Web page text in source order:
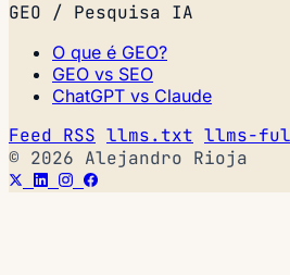
GEO / Pesquisa IA
O que é GEO?
GEO vs SEO
ChatGPT vs Claude
Feed RSS llms.txt llms-
© 2026 Alejandro Rioja